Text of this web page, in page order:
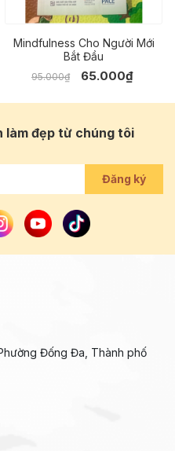
Mindfulness Cho Người Mới
Bắt Đầu
95.000₫ 65.000₫
làm đẹp từ chúng tôi
Đăng ký
Đống Đa, Thành phố